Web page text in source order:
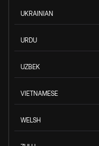
UKRAINIAN
URDU
UZBEK
VIETNAMESE
WELSH